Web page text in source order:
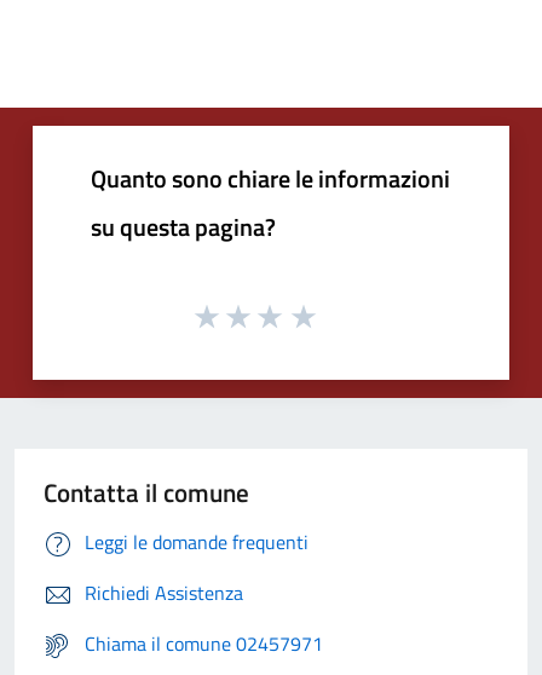
Quanto sono chiare le informazioni
su questa pagina?
Contatta il comune
Leggi le domande frequenti
Richiedi Assistenza
Chiama il comune 02457971